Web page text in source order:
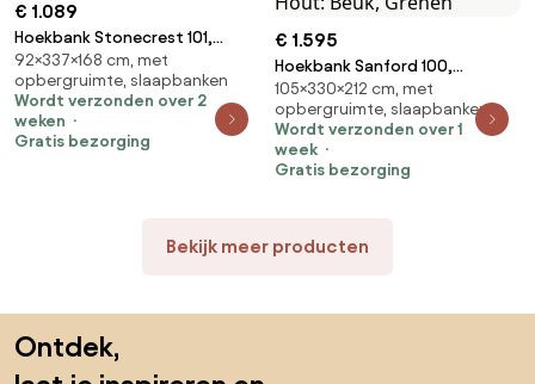
€ 1.089
Hoekbank Stonecrest 101,
Aanwezig, Aanwezig,
337x168x92cm, 194 kg, Poten:
Metaal
92×337×168 cm, met
opbergruimte, slaapbanken
Wordt verzonden over 2
weken
Gratis bezorging
€ 1.595
Hoekbank Sanford 100,
Aanwezig, Aanwezig,
330x212x105cm, 165 kg, Poten:
Kunststof, Metaal, Hout: Beuk,
Grenen
105×330×212 cm, met
opbergruimte, slaapbanken
Wordt verzonden over 1
week
Gratis bezorging
Bekijk meer producten
Ontdek,